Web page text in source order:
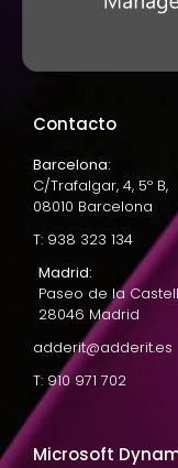
Contacto
Barcelona:
C/Trafalgar, 4, 5º B,
08010 Barcelona
T: 938 323 134
Madrid:
Paseo de la
28046 Madrid
adderit@adderit.es
T: 910 971 702
Microsoft